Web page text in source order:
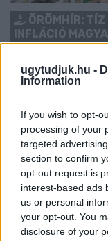
ugytudjuk.hu -
Information
If you wish to opt-
processing of your
targeted
section to confirm
opt-out request is
interest-based ads
us or personal
your opt-out. You
disclosure of your
ÖRÖMHÍR: TÍZ
INFLÁCIÓ
összevetésben a